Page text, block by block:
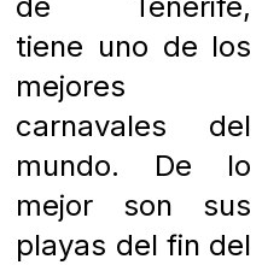
tiene uno de los
mejores
carnavales del
mundo. De lo
mejor son sus
playas del fin del